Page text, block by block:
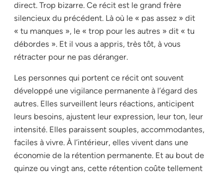
direct. Trop bizarre. Ce récit est le grand frère
silencieux du précédent. Là où le « pas assez » dit
« tu manques », le « trop pour les autres » dit « tu
débordes ». Et il vous a appris, très tôt, à vous
rétracter pour ne pas déranger.
Les personnes qui portent ce récit ont souvent
développé une vigilance permanente à l’égard des
autres. Elles surveillent leurs réactions, anticipent
leurs besoins, ajustent leur expression, leur ton, leur
intensité. Elles paraissent souples, accommodantes,
faciles à vivre. À l’intérieur, elles vivent dans une
économie de la rétention permanente. Et au bout de
quinze ou vingt ans, cette rétention coûte tellement